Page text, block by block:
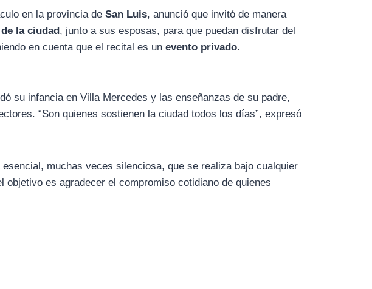
en la provincia deSan Luis, anunció que invitó de manera
la ciudad , junto a sus esposas, para que puedan disfrutar del
en cuenta que el recital es unevento privado.
su infancia en Villa Mercedes y las enseñanzas de su padre,
“Son quienes sostienen la ciudad todos los días”, expresó
muchas veces silenciosa, que se realiza bajo cualquier
es agradecer el compromiso cotidiano de quienes